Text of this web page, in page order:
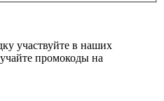
участвуйте в наших
промокоды на